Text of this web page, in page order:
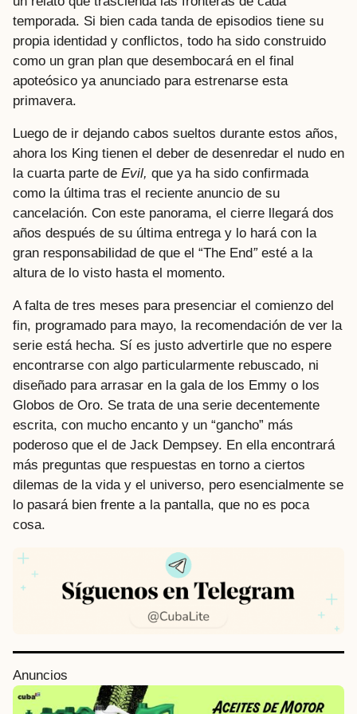
temporada. Si bien cada tanda de episodios tiene su
propia identidad y conflictos, todo ha sido construido
como un gran plan que desembocará en el final
apoteósico ya anunciado para estrenarse esta
primavera.
Luego de ir dejando cabos sueltos durante estos años,
ahora los King tienen el deber de desenredar el nudo en
la cuarta parte de Evil, que ya ha sido confirmada
como la última tras el reciente anuncio de su
cancelación. Con este panorama, el cierre llegará dos
años después de su última entrega y lo hará con la
gran responsabilidad de que el “The End” esté a la
altura de lo visto hasta el momento.
A falta de tres meses para presenciar el comienzo del
fin, programado para mayo, la recomendación de ver la
serie está hecha. Sí es justo advertirle que no espere
encontrarse con algo particularmente rebuscado, ni
diseñado para arrasar en la gala de los Emmy o los
Globos de Oro. Se trata de una serie decentemente
escrita, con mucho encanto y un “gancho” más
poderoso que el de Jack Dempsey. En ella encontrará
más preguntas que respuestas en torno a ciertos
dilemas de la vida y el universo, pero esencialmente se
lo pasará bien frente a la pantalla, que no es poca
cosa.
Anuncios
P
o